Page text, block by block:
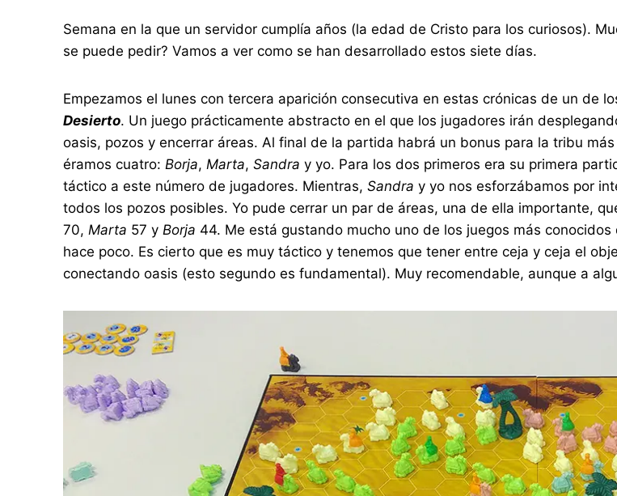
Semana en la que un servidor cumplía años (la edad de Cristo para los curiosos).
se puede pedir? Vamos a ver como se han desarrollado estos siete días.
Empezamos el lunes con tercera aparición consecutiva en estas crónicas de un de
Desierto. Un juego prácticamente abstracto en el que los jugadores irán
oasis, pozos y encerrar áreas. Al final de la partida habrá un bonus para la tribu
éramos cuatro:Borja,Marta,Sandra y yo. Para los dos primeros era su primera
táctico a este número de jugadores. Mientras,Sandra y yo nos esforzábamos por
todos los pozos posibles. Yo pude cerrar un par de áreas, una de ella importante,
70,Marta 57 yBorja 44. Me está gustando mucho uno de los juegos más
hace poco. Es cierto que es muy táctico y tenemos que tener entre ceja y ceja el
conectando oasis (esto segundo es fundamental). Muy recomendable, aunque a